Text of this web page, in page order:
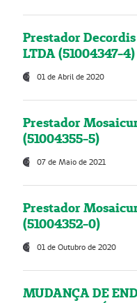
Prestador
LTDA (51004347-4)
01 de Abril de 2020
Prestador
(51004355-5)
07 de Maio de 2021
Prestador
(51004352-0)
01 de Outubro de 2020
MUDANÇA DE